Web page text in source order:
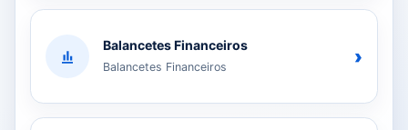
Balancetes Financeiros
Balancetes Financeiros ›